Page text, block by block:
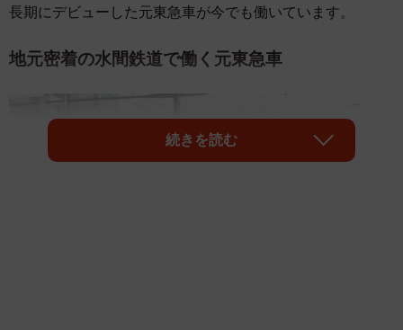
長期にデビューした元東急車が今でも働いています。
地元密着の水間鉄道で働く元東急車
続きを読む